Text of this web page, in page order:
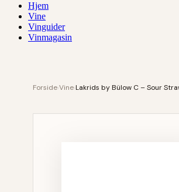
Hjem
Vine
Vinguider
Vinmagasin
ForsideVineLakrids by Bülow C – Sour